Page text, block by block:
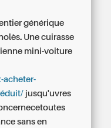
générique
Une cuirasse
mini-voiture
acheter-
jusqu'uvres
sans en